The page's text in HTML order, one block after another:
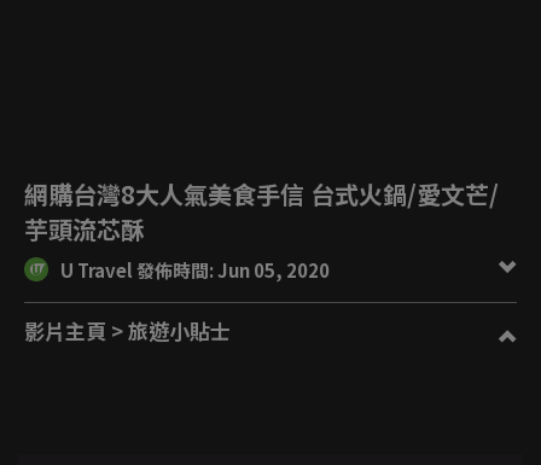
網購台灣8大人氣美食手信 台式火鍋/愛文芒/
芋頭流芯酥
U Travel 發佈時間: Jun 05, 2020
影片主頁 > 旅遊小貼士